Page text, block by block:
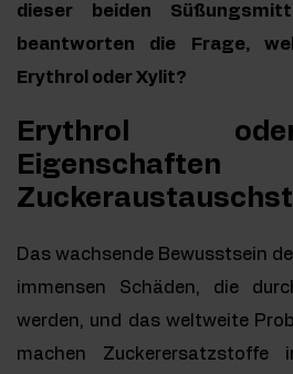
dieser beiden
beantworten die Frage,
Erythrol oder Xylit?
Erythrol
Das wachsende Bewusstsein
immensen Schäden, die
werden, und das weltweite
machen Zuckerersatzstoffe